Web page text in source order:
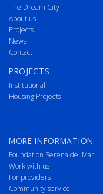
The Dream City
About us
Projects
News
Contact
PROJECTS
Institutional
Housing Projects
MORE INFORMATION
Foundation Serena del Mar
Work with us
For providers
Community service